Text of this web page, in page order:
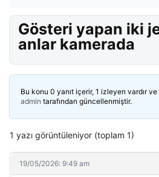
Gösteri yapan iki
anlar kamerada
Bu konu 0 yanıt içerir, 1 izleyen vardır ve
admin tarafından güncellenmiştir.
1 yazı görüntüleniyor (toplam 1)
19/05/2026: 9:49 am